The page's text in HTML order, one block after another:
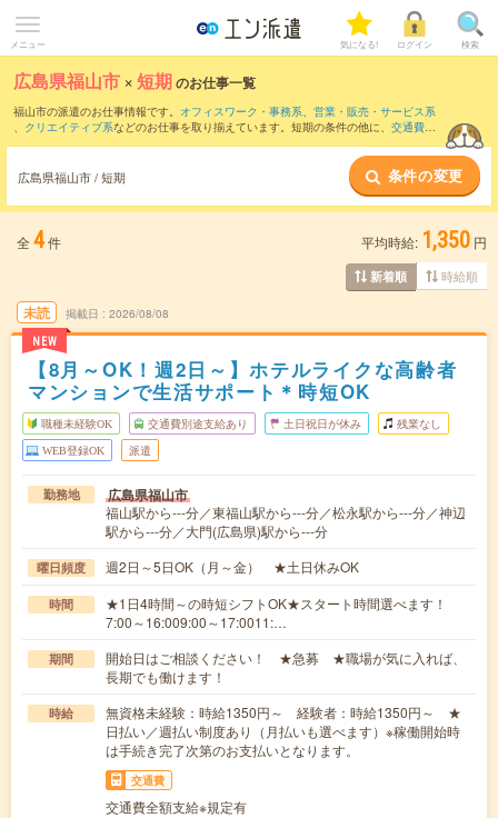
メニュー 気になる! ログイン 検索
広島県福山市 ×短期のお仕事一覧
福山市の派遣のお仕事情報です。 オフィスワーク・事務系、 営業・販売・サービス系
、 クリエイティブ系などのお仕事を取り揃えています。短期の条件の他に、 交通費別
広島県福山市 / 短期 条件の変更
全 4件 平均時給: 1,350 円
新着順 時給順
未読
NEW
掲載日 2026/08/08
【8月～OK！週2日～】ホテルライクな高齢者
マンションで生活サポート＊時短OK
職種未経験OK 交通費別途支給あり 土日祝日が休み 残業なし
WEB登録OK 派遣
勤務地 広島県福山市
福山駅から---分／東福山駅から---分／松永駅から---分／神辺
駅から---分／大門(広島県)駅から---分
曜日頻度 週2日～5日OK（月～金） ★土日休みOK
時間
★1日4時間～の時短シフトOK★スタート時間選べます！
7:00～16:009:00～17:0011:…
期間
開始日はご相談ください！ ★急募 ★職場が気に入れば、
長期でも働けます！
時給
無資格未経験：時給1350円～ 経験者：時給1350円～ ★
日払い／週払い制度あり（月払いも選べます）※稼働開始時
は手続き完了次第のお支払いとなります。
交通費
交通費全額支給※規定有